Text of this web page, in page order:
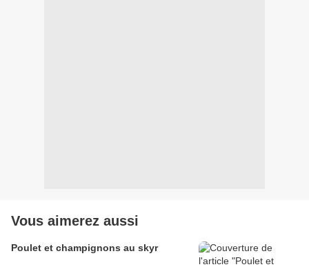
Vous aimerez aussi
Poulet et champignons au skyr